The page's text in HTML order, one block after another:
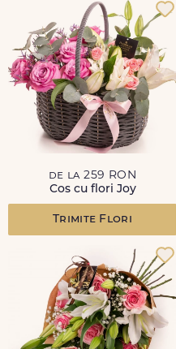
de la 259 RON
Cos cu flori Joy
Trimite Flori